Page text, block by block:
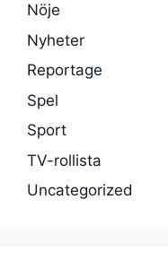
Nöje
Nyheter
Reportage
Spel
Sport
TV-rollista
Uncategorized